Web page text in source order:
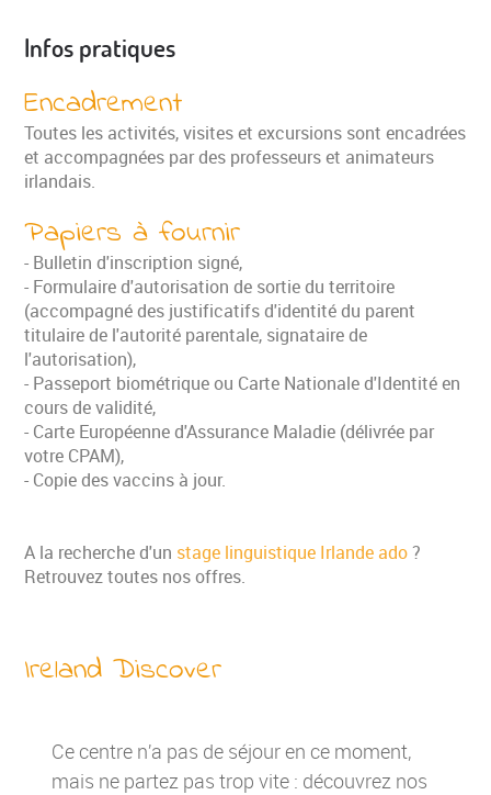
Infos pratiques
Encadrement
Toutes les activités, visites et excursions sont encadrées
et accompagnées par des professeurs et animateurs
irlandais.
Papiers à fournir
- Bulletin d'inscription signé,
- Formulaire d'autorisation de sortie du territoire
(accompagné des justificatifs d'identité du parent
titulaire de l'autorité parentale, signataire de
l'autorisation),
- Passeport biométrique ou Carte Nationale d'Identité en
cours de validité,
- Carte Européenne d'Assurance Maladie (délivrée par
votre CPAM),
- Copie des vaccins à jour.
A la recherche d'un stage linguistique Irlande ado?
Retrouvez toutes nos offres.
Ireland Discover
Ce centre n’a pas de séjour en ce moment,
mais ne partez pas trop vite : découvrez nos